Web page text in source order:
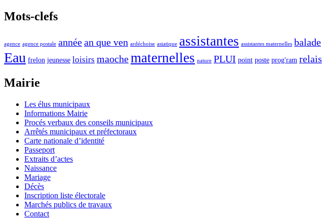
Mots-clefs
agence agence postale annéean que ven ardéchoise asiatique assistantes assistantes maternelles balade
Eau frelon jeunesse loisirs maochematernelles nature PLUI point poste prog'ram relais
Mairie
Les élus municipaux
Informations Mairie
Procés verbaux des conseils municipaux
Arrêtés municipaux et préfectoraux
Carte nationale d’identité
Passeport
Extraits d’actes
Naissance
Mariage
Décès
Inscription liste électorale
Marchés publics de travaux
Contact